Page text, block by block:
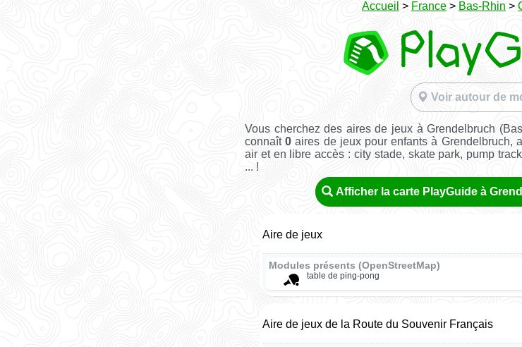
Accueil > France > Bas-Rhin >
Voir autour de
Vous cherchez des aires de jeux à Grendelbruch
connaît0 aires de jeux pour enfants à Grendelbruch,
air et en libre accès : city stade, skate park, pump
... !
Afficher la carte PlayGuide à
Aire de jeux
Modules présents (OpenStreetMap)
table de ping-pong
Aire de jeux de la Route du Souvenir Français